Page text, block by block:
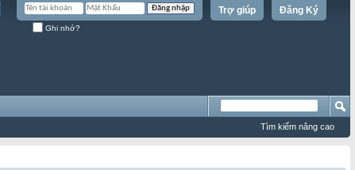
Đăng Ký
Trợ giúp
Ghi nhớ?
Tìm kiếm nâng cao